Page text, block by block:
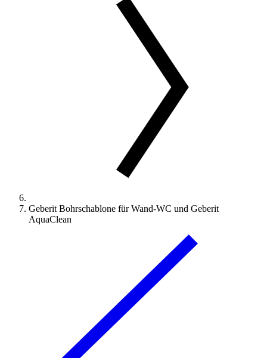
Geberit Bohrschablone für Wand-WC und Geberit
AquaClean